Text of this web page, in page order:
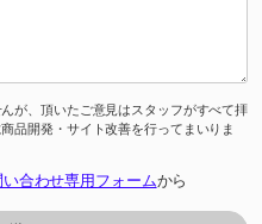
が、頂いたご意見はスタッフがすべて拝
品開発・サイト改善を行ってまいりま
い合わせ専用フォームから